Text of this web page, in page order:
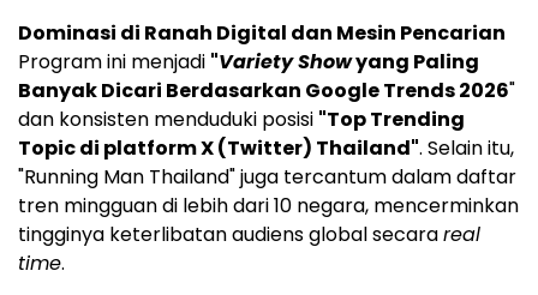
Dominasi di Ranah Digital dan Mesin Pencarian
Program ini menjadi "Variety Showyang Paling
Banyak Dicari Berdasarkan Google Trends 2026"
dan konsisten menduduki posisi "Top Trending
Topic di platform X (Twitter) Thailand". Selain itu,
"Running Man Thailand" juga tercantum dalam daftar
tren mingguan di lebih dari 10 negara, mencerminkan
tingginya keterlibatan audiens global secarareal
time.